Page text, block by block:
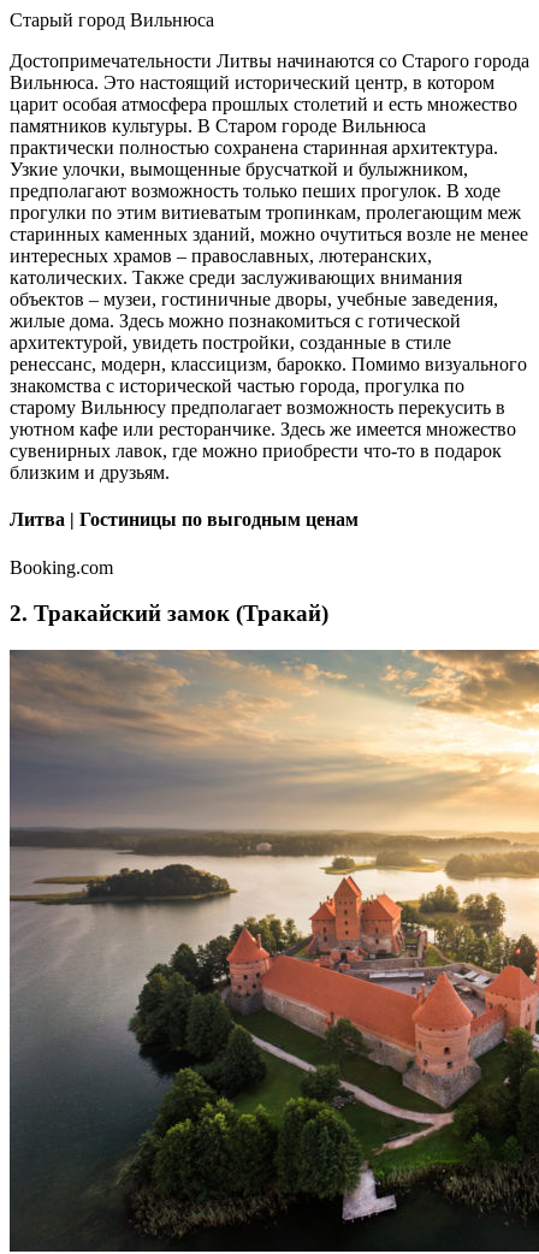
Старый город Вильнюса
Достопримечательности Литвы начинаются со Старого города
Вильнюса. Это настоящий исторический центр, в котором
царит особая атмосфера прошлых столетий и есть множество
памятников культуры. В Старом городе Вильнюса
практически полностью сохранена старинная архитектура.
Узкие улочки, вымощенные брусчаткой и булыжником,
предполагают возможность только пеших прогулок. В ходе
прогулки по этим витиеватым тропинкам, пролегающим меж
старинных каменных зданий, можно очутиться возле не менее
интересных храмов – православных, лютеранских,
католических. Также среди заслуживающих внимания
объектов – музеи, гостиничные дворы, учебные заведения,
жилые дома. Здесь можно познакомиться с готической
архитектурой, увидеть постройки, созданные в стиле
ренессанс, модерн, классицизм, барокко. Помимо визуального
знакомства с исторической частью города, прогулка по
старому Вильнюсу предполагает возможность перекусить в
уютном кафе или ресторанчике. Здесь же имеется множество
сувенирных лавок, где можно приобрести что-то в подарок
близким и друзьям.
Литва | Гостиницы по выгодным ценам
Booking.com
2. Тракайский замок (Тракай)